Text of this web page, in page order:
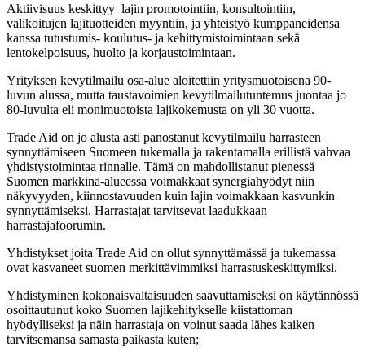
Aktiivisuus keskittyy lajin promotointiin, konsultointiin,
valikoitujen lajituotteiden myyntiin, ja yhteistyö kumppaneidensa
kanssa tutustumis- koulutus- ja kehittymistoimintaan sekä
lentokelpoisuus, huolto ja korjaustoimintaan.
Yrityksen kevytilmailu osa-alue aloitettiin yritysmuotoisena 90-
luvun alussa, mutta taustavoimien kevytilmailutuntemus juontaa jo
80-luvulta eli monimuotoista lajikokemusta on yli 30 vuotta.
Trade Aid on jo alusta asti panostanut kevytilmailu harrasteen
synnyttämiseen Suomeen tukemalla ja rakentamalla erillistä vahvaa
yhdistystoimintaa rinnalle. Tämä on mahdollistanut pienessä
Suomen markkina-alueessa voimakkaat synergiahyödyt niin
näkyvyyden, kiinnostavuuden kuin lajin voimakkaan kasvunkin
synnyttämiseksi. Harrastajat tarvitsevat laadukkaan
harrastajafoorumin.
Yhdistykset joita Trade Aid on ollut synnyttämässä ja tukemassa
ovat kasvaneet suomen merkittävimmiksi harrastuskeskittymiksi.
Yhdistyminen kokonaisvaltaisuuden saavuttamiseksi on käytännössä
osoittautunut koko Suomen lajikehitykselle kiistattoman
hyödylliseksi ja näin harrastaja on voinut saada lähes kaiken
tarvitsemansa samasta paikasta kuten;